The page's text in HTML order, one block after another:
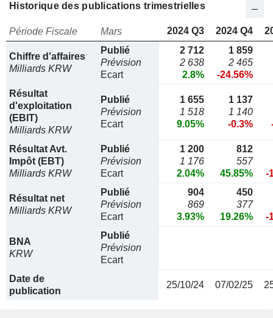
Historique des publications trimestrielles
Période Fiscale Mars 2024 Q3 2024 Q4
Chiffre d'affaires
Milliards KRW
Publié
Prévision
Ecart
2 712
2 638
2.8%
1 859
2 465
-24.56%
Résultat
d'exploitation
(EBIT)
Milliards KRW
Publié
Prévision
Ecart
1 655
1 518
9.05%
1 137
1 140
-0.3%
Résultat Avt.
Impôt (EBT)
Milliards KRW
Publié
Prévision
Ecart
1 200
1 176
2.04%
812
557
45.85%
-
Résultat net
Milliards KRW
Publié
Prévision
Ecart
904
869
3.93%
450
377
19.26%
-
BNA
KRW
Publié
Prévision
Ecart
Date de
publication
25/10/24 07/02/25